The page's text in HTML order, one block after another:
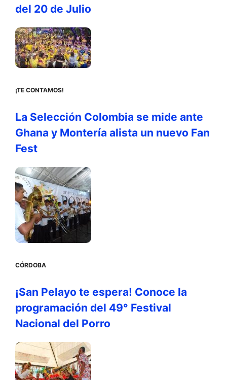
del 20 de Julio
¡TE CONTAMOS!
La Selección Colombia se mide ante
Ghana y Montería alista un nuevo Fan
Fest
CÓRDOBA
¡San Pelayo te espera! Conoce la
programación del 49° Festival
Nacional del Porro